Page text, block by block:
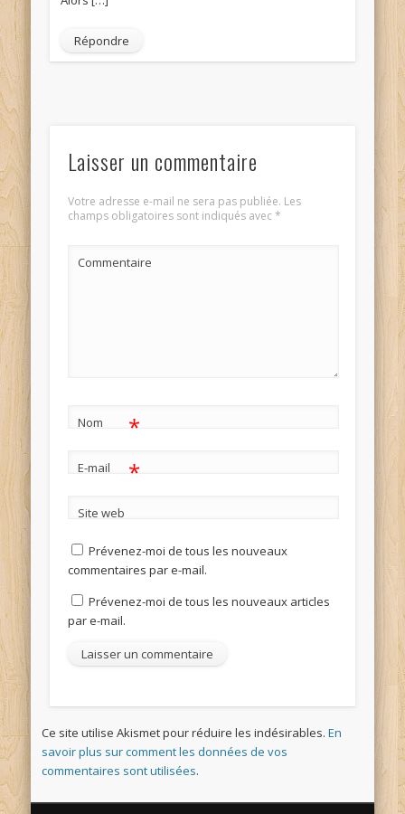
Répondre
Laisser un commentaire
Votre adresse e-mail ne sera pas publiée. Les
champs obligatoires sont indiqués avec*
Commentaire
Nom *
E-mail *
Site web
Prévenez-moi de tous les nouveaux
commentaires par e-mail.
Prévenez-moi de tous les nouveaux articles
par e-mail.
Ce site utilise Akismet pour réduire les indésirables.En
savoir plus sur comment les données de vos
commentaires sont utilisées.